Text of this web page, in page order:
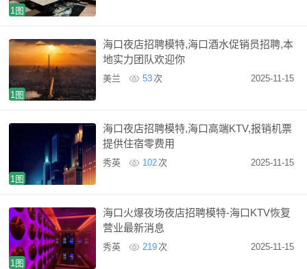
1图
1图
海口夜店招聘模特,海口酒水促销员招聘,本
地实力团队欢迎你
美兰 53 次 2025-11-15
1图
海口夜店招聘模特,海口高端KTV,报销机票
提供住宿零费用
秀英 102 次 2025-11-15
1图
海口火爆夜场夜店招聘模特-海口KTV恢复
营业最新消息
秀英 219 次 2025-11-15